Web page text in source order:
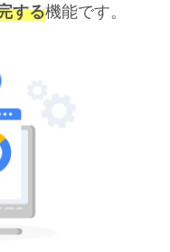
する機能です。